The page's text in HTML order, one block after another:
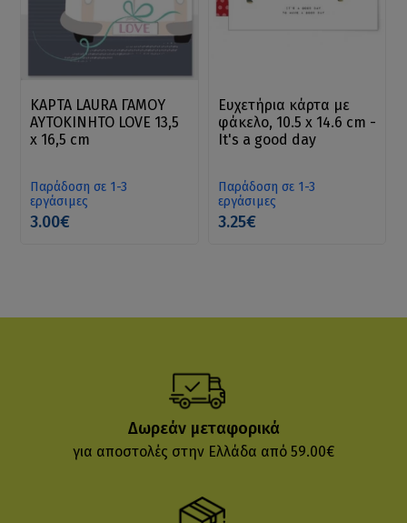
ΚΑΡΤΑ LAURA ΓΑΜΟΥ
ΑΥΤΟΚΙΝΗΤΟ LOVE 13,5
x 16,5 cm
Παράδοση σε 1-3
εργάσιμες
3.00€
Ευχετήρια κάρτα με
φάκελο, 10.5 x 14.6 cm -
It's a good day
Παράδοση σε 1-3
εργάσιμες
3.25€
Δωρεάν μεταφορικά
για αποστολές στην Ελλάδα από 59.00€